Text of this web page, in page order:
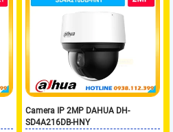
Camera IP 2MP DAHUA DH-
SD4A216DB-HNY